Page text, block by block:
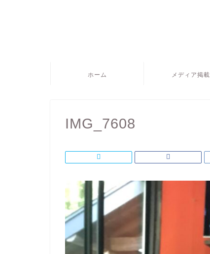
ホーム メディア掲載
IMG_7608